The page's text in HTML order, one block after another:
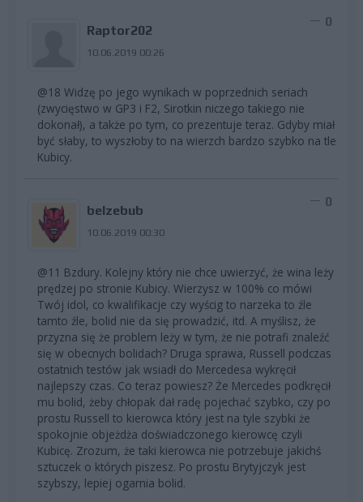
Raptor202
10.06.2019 00:26
0
@18 Widzę po jego wynikach w poprzednich seriach
(zwycięstwo w GP3 i F2, Sirotkin niczego takiego nie
dokonał), a także po tym, co prezentuje teraz. Gdyby miał
być słaby, to wyszłoby to na wierzch bardzo szybko na tle
Kubicy.
belzebub
10.06.2019 00:30
0
@11 Bzdury. Kolejny który nie chce uwierzyć, że wina leży
prędzej po stronie Kubicy. Wierzysz w 100% co mówi
Twój idol, co kwalifikacje czy wyścig to narzeka to źle
tamto źle, bolid nie da się prowadzić, itd. A myślisz, że
przyzna się że problem leży w tym, że nie potrafi znaleźć
się w obecnych bolidach? Druga sprawa, Russell podczas
ostatnich testów jak wsiadł do Mercedesa wykręcił
najlepszy czas. Co teraz powiesz? Że Mercedes podkręcił
mu bolid, żeby chłopak dał radę pojechać szybko, czy po
prostu Russell to kierowca który jest na tyle szybki że
spokojnie objeżdża doświadczonego kierowcę czyli
Kubicę. Zrozum, że taki kierowca nie potrzebuje jakichś
sztuczek o których piszesz. Po prostu Brytyjczyk jest
szybszy, lepiej ogarnia bolid.